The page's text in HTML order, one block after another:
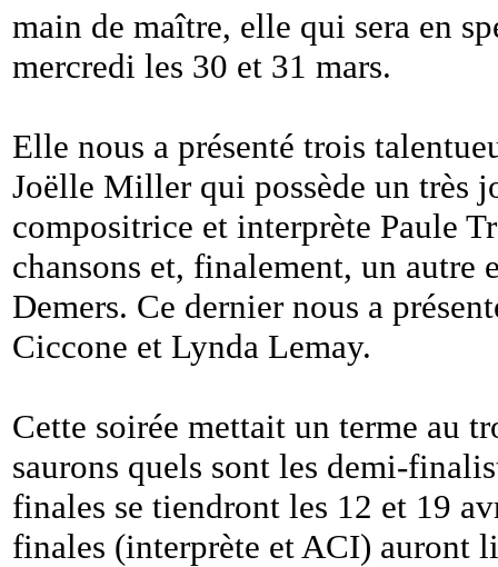
main de maître, elle qui sera en
mercredi les 30 et 31 mars.
Elle nous a présenté trois
Joëlle Miller qui possède un très
compositrice et interprète Paule
chansons et, finalement, un autre
Demers. Ce dernier nous a
Ciccone et Lynda Lemay.
Cette soirée mettait un terme au
saurons quels sont les demi-
finales se tiendront les 12 et 19
finales (interprète et ACI) auront